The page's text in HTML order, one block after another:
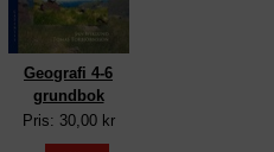
Geografi 4-6
grundbok
Pris: 30,00 kr